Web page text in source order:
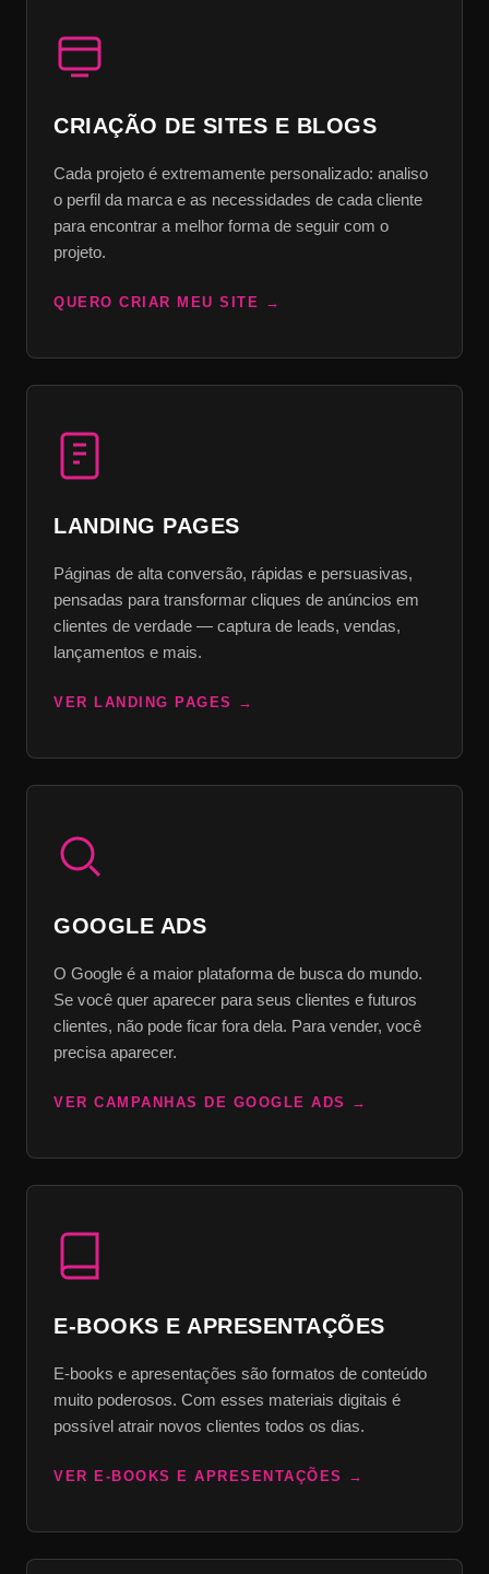
CRIAÇÃO DE SITES E BLOGS
Cada projeto é extremamente personalizado: analiso
o perfil da marca e as necessidades de cada cliente
para encontrar a melhor forma de seguir com o
projeto.
QUERO CRIAR MEU SITE
LANDING PAGES
Páginas de alta conversão, rápidas e persuasivas,
pensadas para transformar cliques de anúncios em
clientes de verdade — captura de leads, vendas,
lançamentos e mais.
VER LANDING PAGES
GOOGLE ADS
O Google é a maior plataforma de busca do mundo.
Se você quer aparecer para seus clientes e futuros
clientes, não pode ficar fora dela. Para vender, você
precisa aparecer.
VER CAMPANHAS DE GOOGLE ADS
E-BOOKS E APRESENTAÇÕES
E-books e apresentações são formatos de conteúdo
muito poderosos. Com esses materiais digitais é
possível atrair novos clientes todos os dias.
VER E-BOOKS E APRESENTAÇÕES